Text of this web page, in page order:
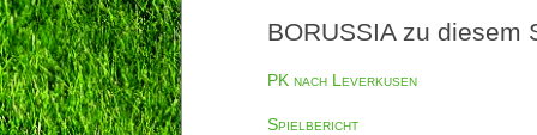
BORUSSIA zu diesem
PK nach Leverkusen
Spielbericht